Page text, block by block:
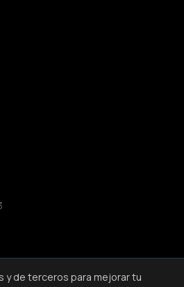
y de terceros para mejorar tu